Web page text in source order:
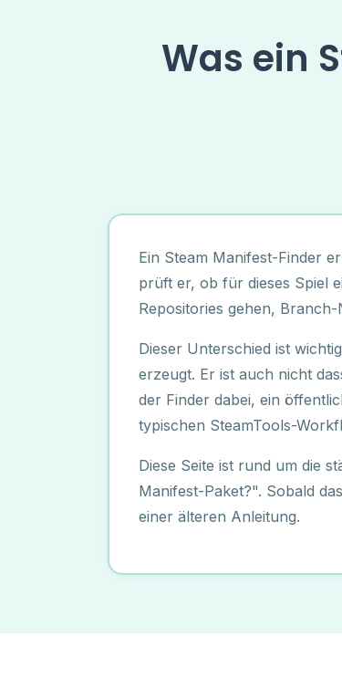
Was ein
Ein Steam Manifest-Finder
prüft er, ob für dieses Spiel
Repositories gehen,
Dieser Unterschied ist
erzeugt. Er ist auch nicht
der Finder dabei, ein
typischen SteamTools-
Diese Seite ist rund um die
Manifest-Paket?". Sobald
einer älteren Anleitung.